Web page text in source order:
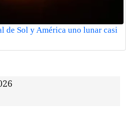
de Sol y América uno lunar casi